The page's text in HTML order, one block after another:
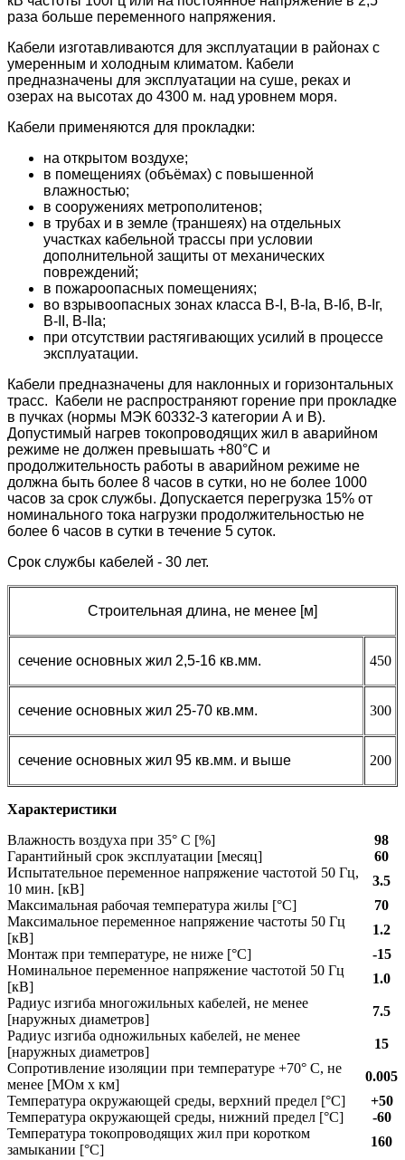
раза больше переменного напряжения.
Кабели изготавливаются для эксплуатации в районах с
умеренным и холодным климатом. Кабели
предназначены для эксплуатации на суше, реках и
озерах на высотах до 4300 м. над уровнем моря.
Кабели применяются для прокладки:
на открытом воздухе;
в помещениях (объёмах) с повышенной
влажностью;
в сооружениях метрополитенов;
в трубах и в земле (траншеях) на отдельных
участках кабельной трассы при условии
дополнительной защиты от механических
повреждений;
в пожароопасных помещениях;
во взрывоопасных зонах класса B-I, B-Iа, B-Iб, B-Iг,
В-II, В-IIа;
при отсутствии растягивающих усилий в процессе
эксплуатации.
Кабели предназначены для наклонных и горизонтальных
трасс. Кабели не распространяют горение при прокладке
в пучках (нормы МЭК 60332-3 категории А и В).
Допустимый нагрев токопроводящих жил в аварийном
режиме не должен превышать +80°С и
продолжительность работы в аварийном режиме не
должна быть более 8 часов в сутки, но не более 1000
часов за срок службы. Допускается перегрузка 15% от
номинального тока нагрузки продолжительностью не
более 6 часов в сутки в течение 5 суток.
Срок службы кабелей - 30 лет.
Строительная длина, не менее [м]
сечение основных жил 2,5-16 кв.мм. 450
сечение основных жил 25-70 кв.мм. 300
сечение основных жил 95 кв.мм. и выше 200
Характеристики
Влажность воздуха при 35° C [%]
98
Гарантийный срок эксплуатации [месяц]
60
Испытательное переменное напряжение частотой 50 Гц,
10 мин. [кВ]
3.5
Максимальная рабочая температура жилы [°С]
70
Максимальное переменное напряжение частоты 50 Гц
[кВ]
1.2
Монтаж при температуре, не ниже [°C]
-15
Номинальное переменное напряжение частотой 50 Гц
[кВ]
1.0
Радиус изгиба многожильных кабелей, не менее
[наружных диаметров]
7.5
Радиус изгиба одножильных кабелей, не менее
[наружных диаметров]
15
Сопротивление изоляции при температуре +70° С, не
менее [МОм х км]
0.005
Температура окружающей среды, верхний предел [°C]
+50
Температура окружающей среды, нижний предел [°C]
-60
Температура токопроводящих жил при коротком
замыкании [°С]
160